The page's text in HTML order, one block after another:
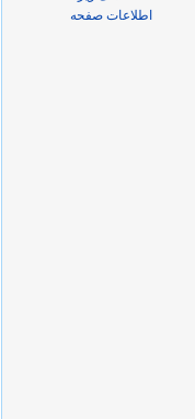
اطلاعات صفحه